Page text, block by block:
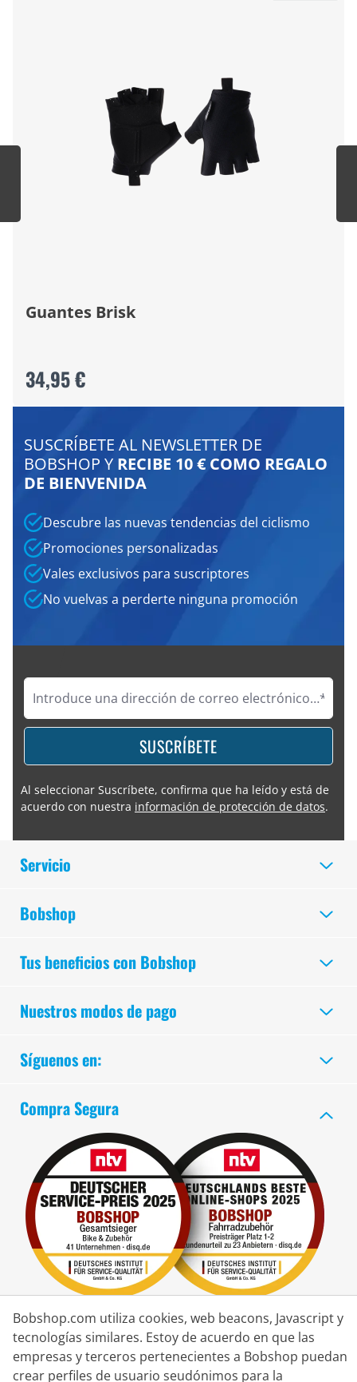
Guantes Brisk
34,95 €
SUSCRÍBETE AL NEWSLETTER DE
BOBSHOP Y RECIBE 10 € COMO REGALO
DE BIENVENIDA
Descubre las nuevas tendencias del ciclismo
Promociones personalizadas
Vales exclusivos para suscriptores
No vuelvas a perderte ninguna promoción
SUSCRÍBETE
Al seleccionar Suscríbete, confirma que ha leído y está de
acuerdo con nuestra información de protección de datos.
Servicio
Bobshop
Tus beneficios con Bobshop
Nuestros modos de pago
Síguenos en:
Compra Segura
Socio de Entrega
Bobshop.com utiliza cookies, web beacons, Javascript y
tecnologías similares. Estoy de acuerdo en que las
empresas y terceros pertenecientes a Bobshop puedan
crear perfiles de usuario seudónimos para la